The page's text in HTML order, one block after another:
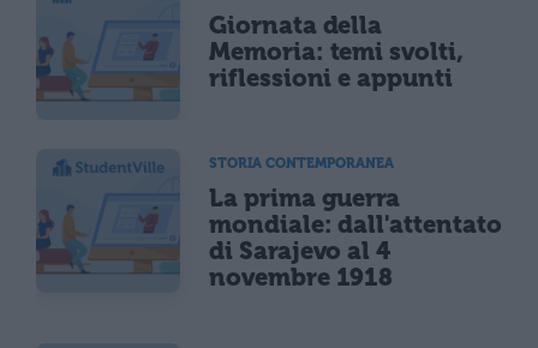
Giornata della
Memoria: temi svolti,
riflessioni e appunti
STORIA CONTEMPORANEA
La prima guerra
mondiale: dall'attentato
di Sarajevo al 4
novembre 1918